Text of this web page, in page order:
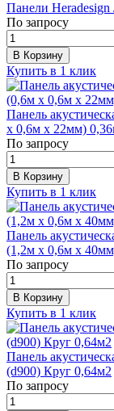
Панели Heradesign
По запросу
В Корзину
Купить в 1 клик
Панель
х 0,6м х 22мм)
По запросу
В Корзину
Купить в 1 клик
Панель
(1,2м x 0,6м х
По запросу
В Корзину
Купить в 1 клик
Панель
(d900) Круг 0,64м2
По запросу